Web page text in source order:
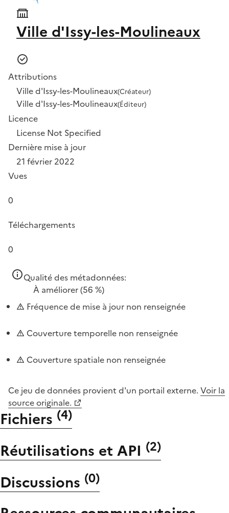
Ville d'Issy-les-Moulineaux
Attributions
Ville d'Issy-les-Moulineaux(Créateur)
Ville d'Issy-les-Moulineaux(Éditeur)
Licence
License Not Specified
Dernière mise à jour
21 février 2022
Vues
0
Téléchargements
0
Qualité des métadonnées:
À améliorer(56 %)
Fréquence de mise à jour non renseignée
Couverture temporelle non renseignée
Couverture spatiale non renseignée
Ce jeu de données provient d'un portail externe. Voir la
source originale.
Fichiers (4)
Réutilisations et API (2)
Discussions (0)